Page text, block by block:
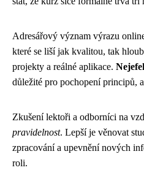
Adresářový význam výrazu
které se liší jak kvalitou, tak
projekty a reálné aplikace.
důležité pro pochopení principů,
Zkušení lektoři a odborníci na
pravidelnost. Lepší je věnovat
zpracování a upevnění nových
roli.